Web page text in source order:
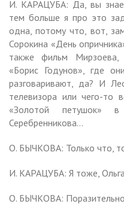
И. КАРАЦУБА: Да, вы
тем больше я про это
одна, потому что, вот,
Сорокина «День
также фильм Мирзоева,
«Борис Годунов», где
разговаривают, да? И
телевизора или чего-
«Золотой петушок»
Серебренникова…
О. БЫЧКОВА: Только что,
И. КАРАЦУБА: Я тоже,
О. БЫЧКОВА: